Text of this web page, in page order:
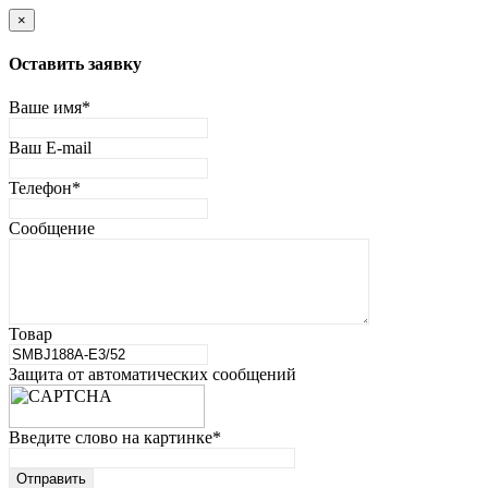
×
Оставить заявку
Ваше имя*
Ваш E-mail
Телефон*
Сообщение
Товар
Защита от автоматических сообщений
Введите слово на картинке*